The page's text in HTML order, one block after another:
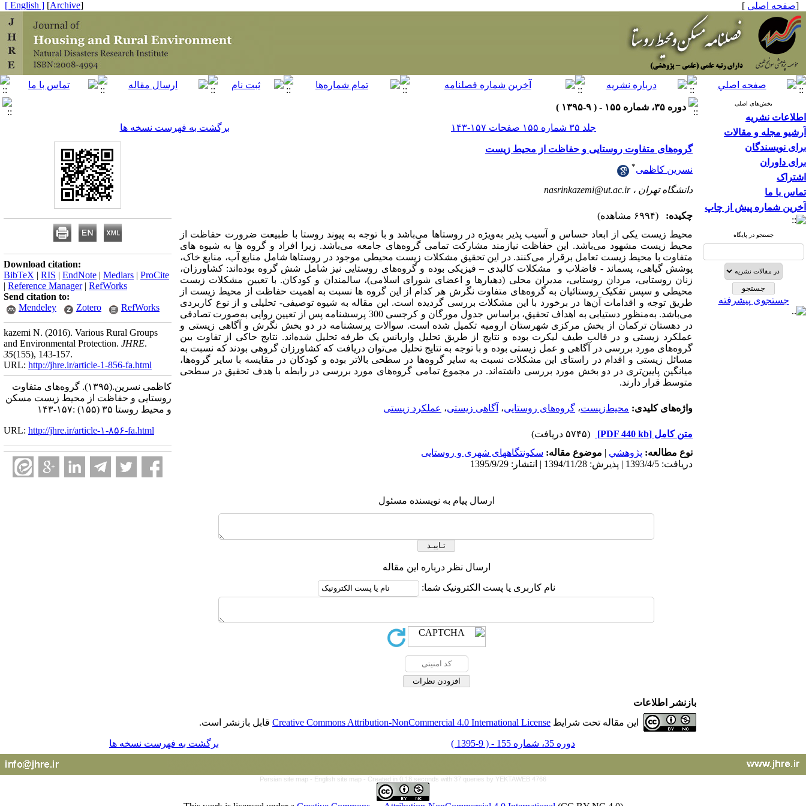
[صفحه اصلی ]
[
Archive
]
[ English ]
بخش‌های اصلی
اطلاعات نشریه
آرشیو مجله و مقالات
برای نویسندگان
برای داوران
اشتراک
تماس با ما
آخرین شماره پیش از چاپ
جستجو در پایگاه
جستجوی پیشرفته
دوره ۳۵، شماره ۱۵۵ - ( ۹-۱۳۹۵ )
جلد ۳۵ شماره ۱۵۵ صفحات ۱۵۷-۱۴۳
برگشت به فهرست نسخه ها
گروه‌های متفاوت روستایی و حفاظت از محیط زیست
نسرین کاظمی*
دانشگاه تهران ،nasrinkazemi@ut.ac.ir
چکیده:
(۶۹۹۴ مشاهده)
محیط‌ زیست یکی از ابعاد حساس و آسیب ‌پذیر به‌ویژه در روستاها می‌باشد و با توجه به پیوند روستا با طبیعت ضرورت حفاظت از
محیط‌ زیست مشهود می‌باشد. این حفاظت نیازمند مشارکت تمامی گروه‌های جامعه می‌باشد. زیرا افراد و گروه‌ ها به شیوه ‌های
متفاوت با محیط زیست تعامل برقرار می‌کنند. در این تحقیق مشکلات زیست محیطی موجود در روستاها شامل منابع آب، منابع خاک،
پوشش ‌گیاهی، پسماند - فاضلاب و مشکلات کالبدی – فیزیکی بوده و گروه‌های روستایی نیز شامل شش گروه بوده‌اند: کشاورزان،
زنان روستایی، مردان روستایی، مدیران محلی (دهیارها و اعضای شورای اسلامی)، سالمندان و کودکان. با تعیین مشکلات زیست‌
محیطی و سپس تفکیک روستائیان به گروه‌‌های متفاوت نگرش هر کدام از این گروه‌ ها نسبت به اهمیت حفاظت از محیط زیست از
طریق توجه و اقدامات آن‌ها در برخورد با این مشکلات بررسی گردیده است. این مقاله به شیوه توصیفی- تحلیلی و از نوع کاربردی
می‌باشد. به‌منظور دستیابی به اهداف تحقیق، براساس جدول مورگان و کرجسی 300 پرسشنامه پس از تعیین روایی به‌صورت تصادفی
در دهستان ترکمان از بخش مرکزی شهرستان ارومیه تکمیل شده است. سوالات پرسشنامه در دو بخش نگرش و آگاهی زیستی و
عملکرد زیستی و در قالب طیف لیکرت بوده و نتایج از طریق تحلیل واریانس یک طرفه تحلیل شده‌اند. نتایج حاکی از تفاوت بین
گروه‌‌های مورد بررسی در آگاهی و عمل زیستی بوده و با توجه به نتایج تحلیل می‌توان دریافت که ‌کشاورزان گروهی بودند که نسبت به
مسائل زیستی و اقدام در راستای این مشکلات نسبت به سایر گروه‌‌ها در سطحی بالاتر بوده و کودکان در مقایسه با سایر گروه‌‌ها،
میانگین پایین‌‌تری در دو بخش مورد بررسی داشته‌اند. در مجموع تمامی گروه‌های مورد بررسی در رابطه با هدف تحقیق در سطحی
متوسط قرار دارند.
واژه‌های کلیدی: محیط‌زیست، گروه‌های روستایی، آگاهی زیستی، عملکرد زیستی
متن کامل [PDF 440 kb]
(۵۷۴۵ دریافت)
نوع مطالعه: پژوهشي | موضوع مقاله: سکونتگاههای شهری و روستایی
دریافت: 1393/4/5 | پذیرش: 1394/11/28 | انتشار: 1395/9/29
ارسال پیام به نویسنده مسئول
ارسال نظر درباره این مقاله
نام کاربری یا پست الکترونیک شما:
Download citation:
BibTeX | RIS | EndNote | Medlars | ProCite
| Reference Manager| RefWorks
Send citation to:
Mendeley
Zotero RefWorks
kazemi N. (2016). Various Rural Groups
and Environmental Protection. JHRE.
35(155), 143-157.
URL: http://jhre.ir/article-1-856-fa.html
کاظمی نسرین.(۱۳۹۵).
گروه‌های متفاوت
روستایی و حفاظت از محیط زیست مسکن
و محیط روستا ۳۵ (۱۵۵) :۱۵۷-۱۴۳
URL: http://jhre.ir/article-۱-۸۵۶-fa.html
بازنشر اطلاعات
این مقاله تحت شرایط Creative Commons Attribution-NonCommercial 4.0 International License قابل بازنشر است.
دوره 35، شماره 155 - ( 9-1395 ) برگشت به فهرست نسخه ها
Persian site map - English site map - Created in 0.18 seconds with 37 queries by YEKTAWEB 4766